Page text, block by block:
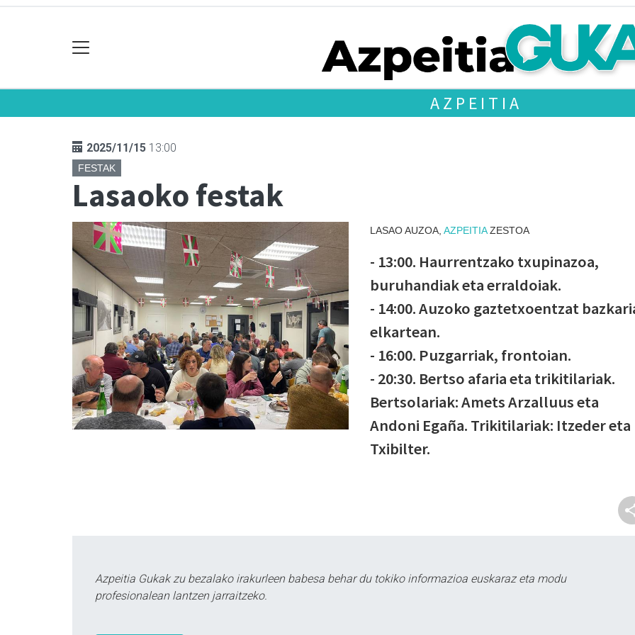
AZPEITIA
2025/11/15 13:00
FESTAK
Lasaoko festak
LASAO AUZOA, AZPEITIAZESTOA
- 13:00. Haurrentzako txupinazoa,
buruhandiak eta erraldoiak.
- 14:00. Auzoko gaztetxoentzat
elkartean.
- 16:00. Puzgarriak, frontoian.
- 20:30. Bertso afaria eta trikitilariak.
Bertsolariak: Amets Arzalluus eta
Andoni Egaña. Trikitilariak: Itzeder eta
Txibilter.
Azpeitia Gukak zu bezalako irakurleen babesa behar du tokiko informazioa euskaraz eta modu
profesionalean lantzen jarraitzeko.